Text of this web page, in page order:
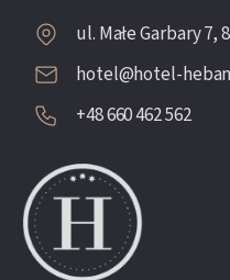
ul. Małe Garbary 7,
hotel@hotel-
+48 660 462 562